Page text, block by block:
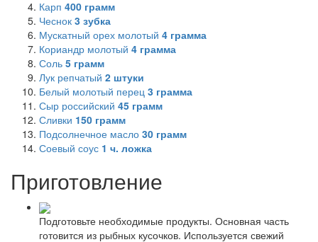
Карп 400 грамм
Чеснок 3 зубка
Мускатный орех молотый 4 грамма
Кориандр молотый 4 грамма
Соль 5 грамм
Лук репчатый 2 штуки
Белый молотый перец 3 грамма
Сыр российский 45 грамм
Сливки 150 грамм
Подсолнечное масло 30 грамм
Соевый соус 1 ч. ложка
Приготовление
Подготовьте необходимые продукты. Основная часть
готовится из рыбных кусочков. Используется свежий